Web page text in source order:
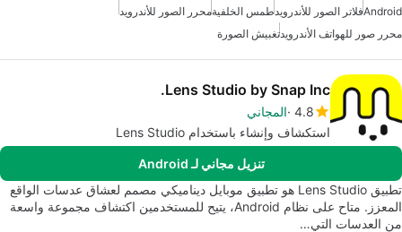
Androidفلاتر الصور للأندرويد طمس الخلفيةمحرر الصور للأندرويد
محرر صور للهواتف الأندرويدتغبيش الصورة
Lens Studio by Snap Inc.
4.8 المجاني
استكشاف وإنشاء باستخدام Lens Studio
تنزيل مجاني لـ Android
تطبيق Lens Studio هو تطبيق موبايل ديناميكي مصمم لعشاق عدسات الواقع
المعزز. متاح على نظام Android، يتيح للمستخدمين اكتشاف مجموعة واسعة
من العدسات التي…